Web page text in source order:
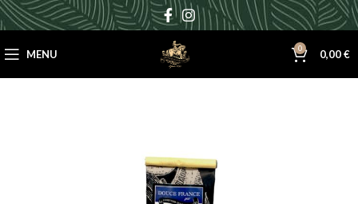
MENU 0 0,00€